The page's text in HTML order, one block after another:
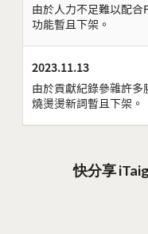
由於人力不足難以配
功能暫且下架。
2023.11.13
由於貢獻紀錄參雜許多
燒燙燙新詞暫且下架。
快分享